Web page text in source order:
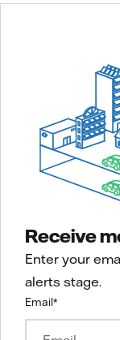
Receive
Enter your
alerts stage.
Email*